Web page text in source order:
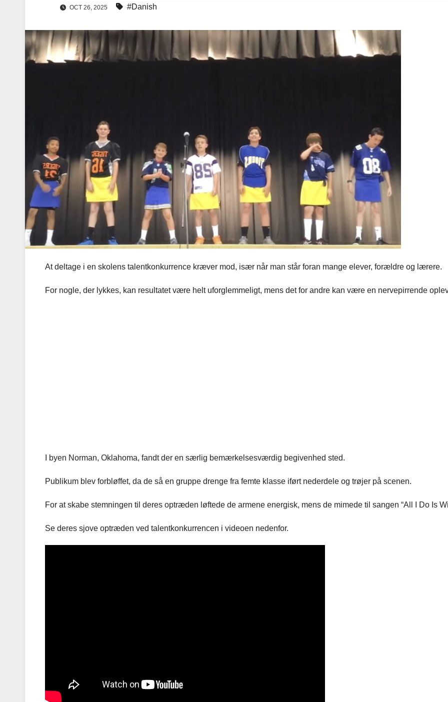
OCT 26, 2025 #Danish
At deltage i en skolens talentkonkurrence kræver mod, især når man står foran mange elever, forældre og lærere.
For nogle, der lykkes, kan resultatet være helt uforglemmeligt, mens det for andre kan være en nervepirrende
I byen Norman, Oklahoma, fandt der en særlig bemærkelsesværdig begivenhed sted.
Publikum blev forbløffet, da de så en gruppe drenge fra femte klasse iført nederdele og trøjer på scenen.
For at skabe stemningen til deres optræden løftede de armene energisk, mens de mimede til sangen “All I Do Is
Se deres sjove optræden ved talentkonkurrencen i videoen nedenfor.